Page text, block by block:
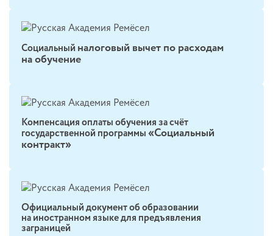
Социальный налоговый вычет по расходам
на обучение
Компенсация оплаты обучения за счёт
государственной программы«Социальный
контракт»
Официальный документ об образовании
на иностранном языке для предъявления
заграницей